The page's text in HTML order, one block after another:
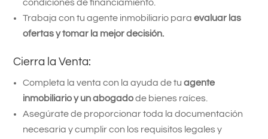
condiciones de financiamiento.
Trabaja con tu agente inmobiliario paraevaluar las
ofertas y tomar la mejor decisión.
Cierra la Venta:
Completa la venta con la ayuda de tu agente
inmobiliario y un abogadode bienes raíces.
Asegúrate de proporcionar toda la documentación
necesaria y cumplir con los requisitos legales y